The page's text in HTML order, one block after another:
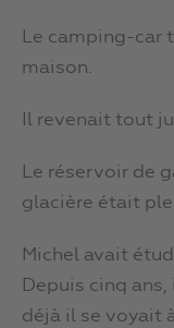
Le camping-car
maison.
Il revenait tout
Le réservoir de
glacière était
Michel avait
Depuis cinq
déjà il se voyait